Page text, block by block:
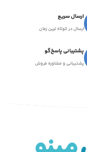
ارسال سریع
ارسال در کوتاه ترین زمان
پشتیبانی پاسخ‌گو
پشتیبانی و مشاوره فروش